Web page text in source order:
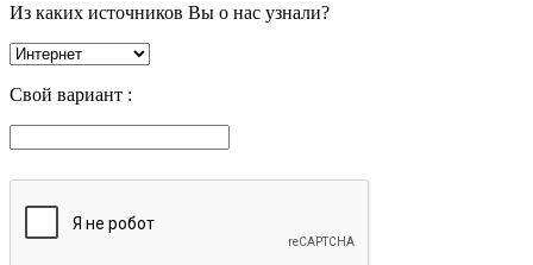
Из каких источников Вы о нас узнали?
Свой вариант :